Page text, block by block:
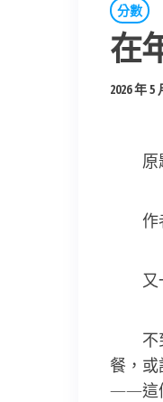
分數
在
2026 年 5
原題
作者
又一
不到
餐，或
——這